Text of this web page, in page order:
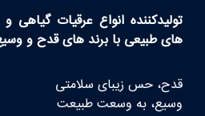
تولیدکننده انواع عرقیات
های طبیعی با برند های قدح و
قدح، حس زیبای سلامتی
وسیع، به وسعت طبیعت